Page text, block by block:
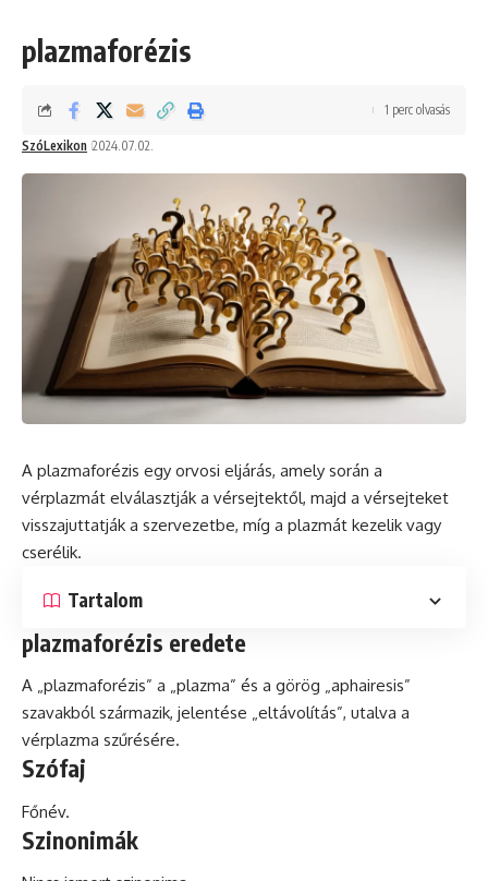
plazmaforézis
SzóLexikon 2024.07.02.
1 perc olvasás
A plazmaforézis egy orvosi eljárás, amely során a
vérplazmát elválasztják a vérsejtektől, majd a vérsejteket
visszajuttatják a szervezetbe, míg a plazmát kezelik vagy
cserélik.
Tartalom
plazmaforézis eredete
A „plazmaforézis” a „plazma” és a görög „aphairesis”
szavakból származik, jelentése „eltávolítás”, utalva a
vérplazma szűrésére.
Szófaj
Főnév.
Szinonimák